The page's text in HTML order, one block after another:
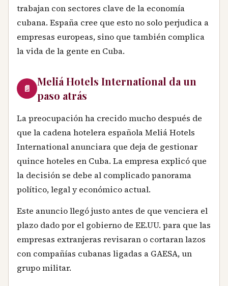
trabajan con sectores clave de la economía
cubana. España cree que esto no solo perjudica a
empresas europeas, sino que también complica
la vida de la gente en Cuba.
📄
Meliá Hotels International da un
paso atrás
La preocupación ha crecido mucho después de
que la cadena hotelera española Meliá Hotels
International anunciara que deja de gestionar
quince hoteles en Cuba. La empresa explicó que
la decisión se debe al complicado panorama
político, legal y económico actual.
Este anuncio llegó justo antes de que venciera el
plazo dado por el gobierno de EE.UU. para que las
empresas extranjeras revisaran o cortaran lazos
con compañías cubanas ligadas a GAESA, un
grupo militar.